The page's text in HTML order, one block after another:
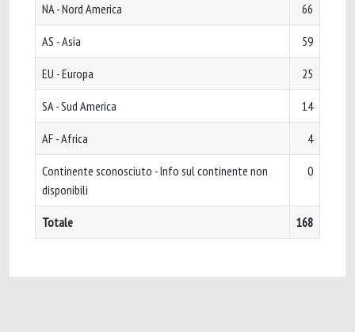
NA - Nord America 66
AS - Asia 59
EU - Europa 25
SA - Sud America 14
AF - Africa 4
Continente sconosciuto - Info sul continente non
disponibili
0
Totale 168